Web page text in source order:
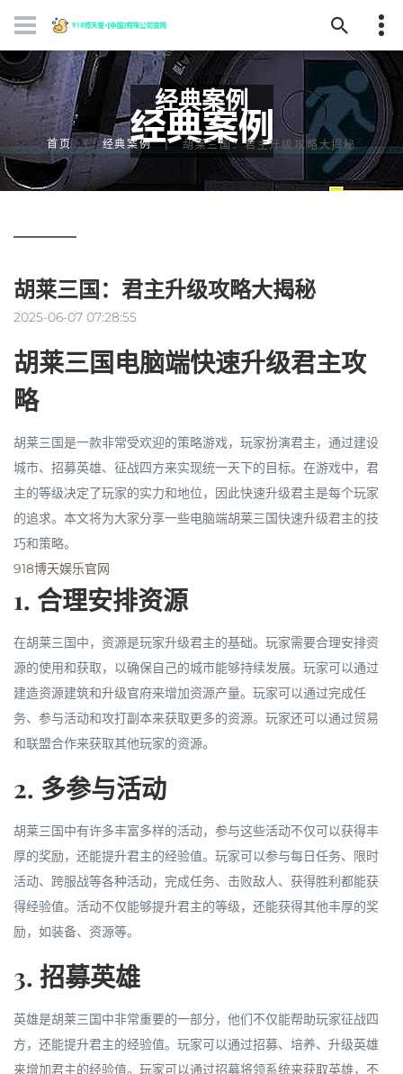
经典案例
首页 经典案例 胡莱三国：君主升级攻略大揭秘
胡莱三国：君主升级攻略大揭秘
2025-06-07 07:28:55
胡莱三国电脑端快速升级君主攻
略
胡莱三国是一款非常受欢迎的策略游戏，玩家扮演君主，通过建设
城市、招募英雄、征战四方来实现统一天下的目标。在游戏中，君
主的等级决定了玩家的实力和地位，因此快速升级君主是每个玩家
的追求。本文将为大家分享一些电脑端胡莱三国快速升级君主的技
巧和策略。
918博天娱乐官网
1. 合理安排资源
在胡莱三国中，资源是玩家升级君主的基础。玩家需要合理安排资
源的使用和获取，以确保自己的城市能够持续发展。玩家可以通过
建造资源建筑和升级官府来增加资源产量。玩家可以通过完成任
务、参与活动和攻打副本来获取更多的资源。玩家还可以通过贸易
和联盟合作来获取其他玩家的资源。
2. 多参与活动
胡莱三国中有许多丰富多样的活动，参与这些活动不仅可以获得丰
厚的奖励，还能提升君主的经验值。玩家可以参与每日任务、限时
活动、跨服战等各种活动，完成任务、击败敌人、获得胜利都能获
得经验值。活动不仅能够提升君主的等级，还能获得其他丰厚的奖
励，如装备、资源等。
3. 招募英雄
英雄是胡莱三国中非常重要的一部分，他们不仅能帮助玩家征战四
方，还能提升君主的经验值。玩家可以通过招募、培养、升级英雄
来增加君主的经验值。玩家可以通过招募将领系统来获取英雄，不